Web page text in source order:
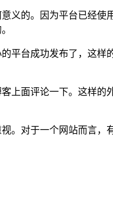
的。因为平台已经
平台成功发布了，这
上面评论一下。这样
。对于一个网站而言